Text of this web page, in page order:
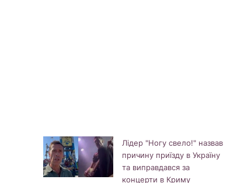
Лідер "Ногу свело!" назвав
причину приїзду в Україну
та виправдався за
концерти в Криму